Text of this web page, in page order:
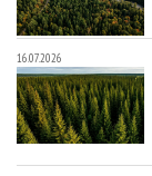
16.07.2026